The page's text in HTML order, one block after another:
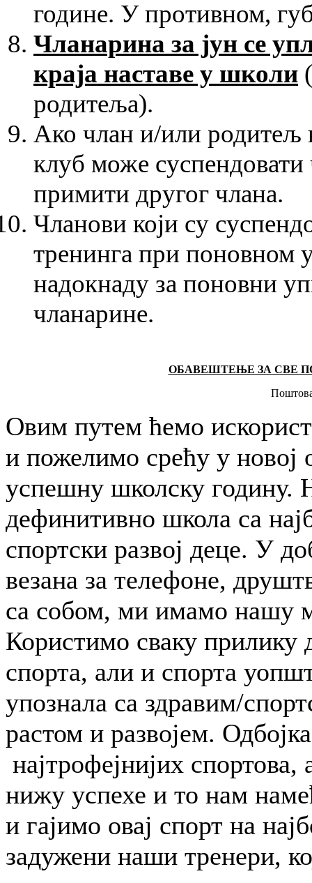
године. У противном,
Чланарина за јун се
краја наставе у школи
родитеља).
Ако члан и/или родитељ
клуб може
примити другог члана.
Чланови који су
тренинга при поновном
надокнаду за поновни
чланарине.
ОБАВЕШТЕЊЕ ЗА СВЕ
Овим путем ћемо
и пожелимо срећу у новој
успешну школску годину.
дефинитивно школа са
спортски развој деце. У
везана за телефоне,
са собом, ми имамо нашу
Користимо сваку прилику
спорта, али и спорта
упознала са здравим/
растом и развојем.
најтрофејнијих
нижу успехе и то нам
и гајимо овај спорт на
задужени наши тренери,